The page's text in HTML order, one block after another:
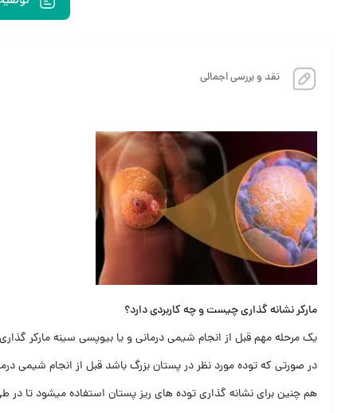
نقد و بررسی اجمالی
مارکر نشانه گذاری چیست و چه کاربردی دارد؟
یک مرحله مهم قبل از انجام شیمی درمانی و یا بیوپسی سینه مارکر
در صورتی که توده مورد نظر در پستان بزرگ باشد قبل از انجام شیمی
هم چنین برای نشانه گذاری توده های ریز پستان استفاده میشود تا